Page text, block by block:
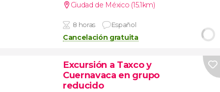
Ciudad de México (15.1km)
8 horas Español
Cancelación gratuita
Excursión a Taxco y
Cuernavaca en grupo
reducido